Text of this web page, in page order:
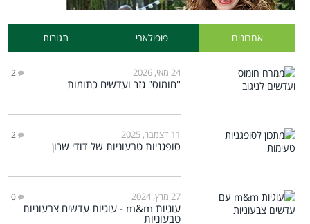
אחרונים פופולארי תגובות
24 מאי, 2026 2
"חומוס" גזר ועדשים כתומות
11 דצמבר, 2025 2
סופגניות טבעוניות של דודי שרון
27 מרץ, 2024 0
עוגיות m&m - עוגיות עדשים צבעוניות
טבעוניות